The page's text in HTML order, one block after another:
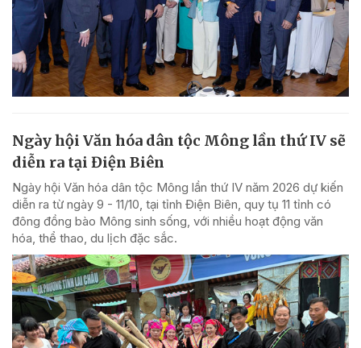
Ngày hội Văn hóa dân tộc Mông lần thứ IV sẽ
diễn ra tại Điện Biên
Ngày hội Văn hóa dân tộc Mông lần thứ IV năm 2026 dự kiến
diễn ra từ ngày 9 - 11/10, tại tỉnh Điện Biên, quy tụ 11 tỉnh có
đông đồng bào Mông sinh sống, với nhiều hoạt động văn
hóa, thể thao, du lịch đặc sắc.